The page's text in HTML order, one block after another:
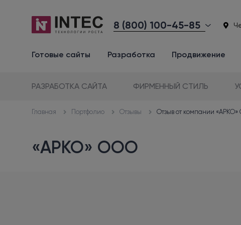
8 (800) 100-45-85
Готовые сайты Разработка Продвижение
РАЗРАБОТКА САЙТА ФИРМЕННЫЙ СТИЛЬ
Главная Портфолио Отзывы Отзыв от компании
«АРКО» ООО